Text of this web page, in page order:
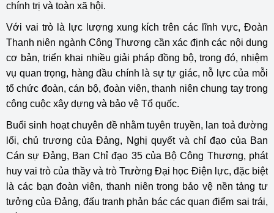
chính trị và toàn xã hội.
Với vai trò là lực lượng xung kích trên các lĩnh vực, Đoàn
Thanh niên ngành Công Thương cần xác định các nội dung
cơ bản, triển khai nhiều giải pháp đồng bộ, trong đó, nhiệm
vụ quan trọng, hàng đầu chính là sự tự giác, nỗ lực của mỗi
tổ chức đoàn, cán bộ, đoàn viên, thanh niên chung tay trong
công cuộc xây dựng và bảo vệ Tổ quốc.
Buổi sinh hoạt chuyên đề nhằm tuyên truyền, lan toả đường
lối, chủ trương của Đảng, Nghị quyết và chỉ đạo của Ban
Cán sự Đảng, Ban Chỉ đạo 35 của Bộ Công Thương, phát
huy vai trò của thầy và trò Trường Đại học Điện lực, đặc biệt
là các bạn đoàn viên, thanh niên trong bảo vệ nền tảng tư
tưởng của Đảng, đấu tranh phản bác các quan điểm sai trái,